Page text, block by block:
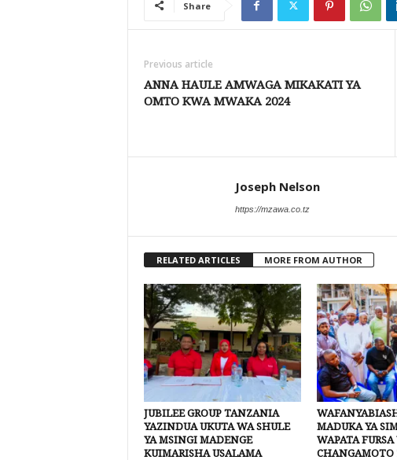
Share
Previous article
ANNA HAULE AMWAGA MIKAKATI YA
OMTO KWA MWAKA 2024
Joseph Nelson
https://mzawa.co.tz
RELATED ARTICLES MORE FROM AUTHOR
JUBILEE GROUP TANZANIA
YAZINDUA UKUTA WA SHULE
YA MSINGI MADENGE
KUIMARISHA USALAMA
MADUKA YA
WAPATA
CHANGAMOTO